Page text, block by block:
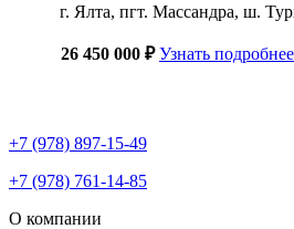
г. Ялта, пгт. Массандра, ш.
26 450 000 ₽ Узнать подробнее
+7 (978) 897-15-49
+7 (978) 761-14-85
О компании